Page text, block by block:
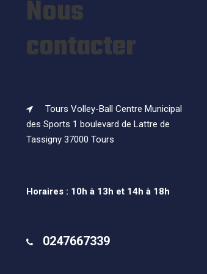
Nous
contacter
Tours Volley-Ball Centre Municipal
des Sports 1 boulevard de Lattre de
Tassigny 37000 Tours
Horaires : 10h à 13h et 14h à 18h
0247667339